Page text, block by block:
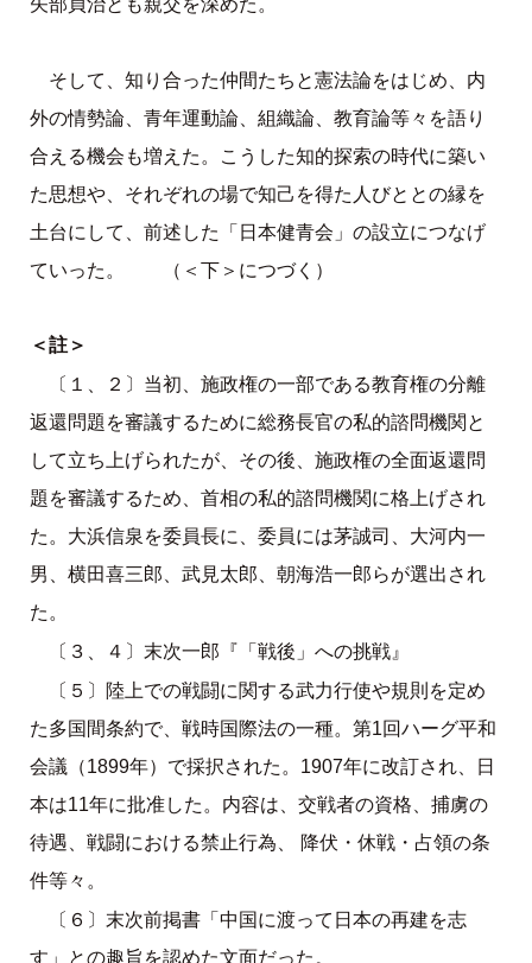
矢部貞治とも親交を深めた。
そして、知り合った仲間たちと憲法論をはじめ、内
外の情勢論、青年運動論、組織論、教育論等々を語り
合える機会も増えた。こうした知的探索の時代に築い
た思想や、それぞれの場で知己を得た人びととの縁を
土台にして、前述した「日本健青会」の設立につなげ
ていった。 （＜下＞につづく）
＜註＞
〔１、２〕当初、施政権の一部である教育権の分離
返還問題を審議するために総務長官の私的諮問機関と
して立ち上げられたが、その後、施政権の全面返還問
題を審議するため、首相の私的諮問機関に格上げされ
た。大浜信泉を委員長に、委員には茅誠司、大河内一
男、横田喜三郎、武見太郎、朝海浩一郎らが選出され
た。
〔３、４〕末次一郎『「戦後」への挑戦』
〔５〕陸上での戦闘に関する武力行使や規則を定め
た多国間条約で、戦時国際法の一種。第1回ハーグ平和
会議（1899年）で採択された。1907年に改訂され、日
本は11年に批准した。内容は、交戦者の資格、捕虜の
待遇、戦闘における禁止行為、 降伏・休戦・占領の条
件等々。
〔６〕末次前掲書「中国に渡って日本の再建を志
す」との趣旨を認めた文面だった。